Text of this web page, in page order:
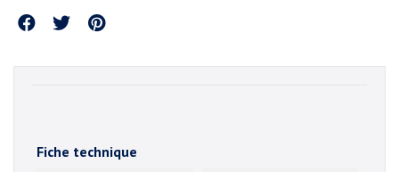
Partager
Fiche technique